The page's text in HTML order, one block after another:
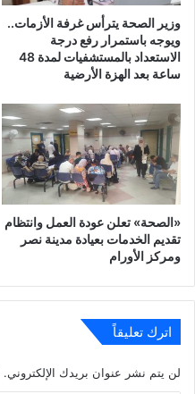
وزير الصحة يترأس غرفة الأزمات..
ويوجه باستمرار رفع درجة
الاستعداد بالمستشفيات لمدة 48
ساعة بعد الهزة الأرضية
‎«الصحة» تعلن عودة العمل وانتظام
تقديم الخدمات بعيادة مدينة نصر
ومركز الأورام
اترك تعليقاً
لن يتم نشر عنوان بريدك الإلكتروني.